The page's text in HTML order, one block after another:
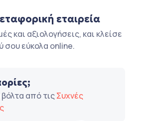
εταιρεία
και αξιολογήσεις, και κλείσε
σου εύκολα online.
από τιςΣυχνές